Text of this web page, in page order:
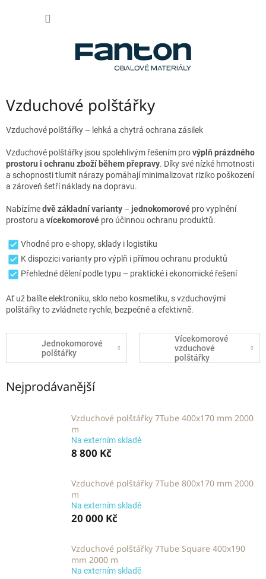
Vzduchové polštářky
Vzduchové polštářky – lehká a chytrá ochrana zásilek
Vzduchové polštářky jsou spolehlivým řešením provýplň prázdného
prostoru i ochranu zboží během přepravy. Díky své nízké hmotnosti
a schopnosti tlumit nárazy pomáhají minimalizovat riziko poškození
a zároveň šetří náklady na dopravu.
Nabízímedvě základní varianty – jednokomorové pro vyplnění
prostoru a vícekomorové pro účinnou ochranu produktů.
Vhodné pro e‑shopy, sklady i logistiku
K dispozici varianty pro výplň i přímou ochranu produktů
Přehledné dělení podle typu – praktické i ekonomické řešení
Ať už balíte elektroniku, sklo nebo kosmetiku, s vzduchovými
polštářky to zvládnete rychle, bezpečně a efektivně.
Jednokomorové
polštářky
Vícekomorové
vzduchové
polštářky
Nejprodávanější
Vzduchové polštářky 7Tube 400x170 mm 2000
m
Na externím skladě
8 800 Kč
Vzduchové polštářky 7Tube 800x170 mm 2000
m
Na externím skladě
20 000 Kč
Vzduchové polštářky 7Tube Square 400x190
mm 2000 m
Na externím skladě